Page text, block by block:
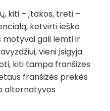
kiti – įtakos, treti –
ketvirti ieško
motyvai gali lemti ir
vieni įsigyja
kiti tampa franšizės
franšizės prekės
alternatyvos